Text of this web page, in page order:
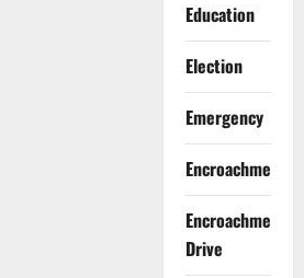
Education
Election
Emergency
Encroachment
Encroachment
Drive